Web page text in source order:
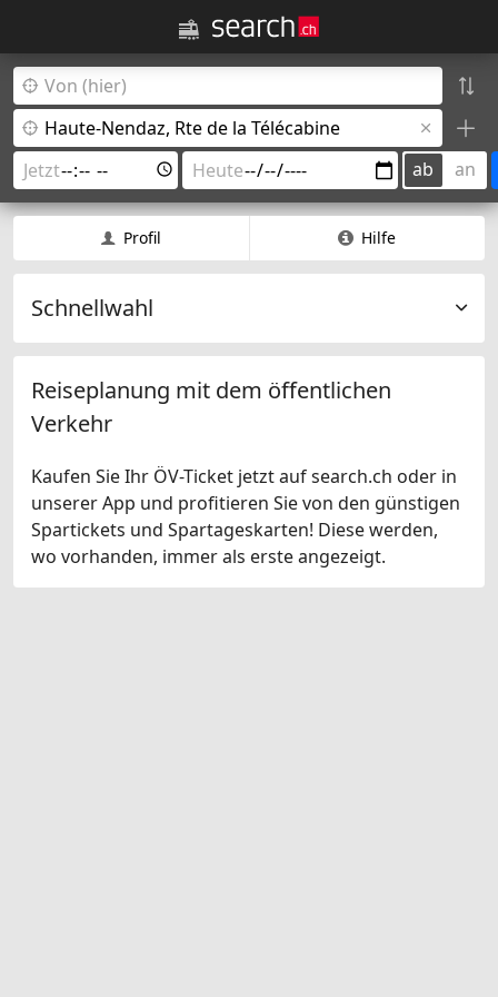
ab an
Profil Hilfe
Schnellwahl
Reiseplanung mit dem öffentlichen
Verkehr
Kaufen Sie Ihr ÖV-Ticket jetzt auf search.ch oder in
unserer App und profitieren Sie von den günstigen
Spartickets und Spartageskarten! Diese werden,
wo vorhanden, immer als erste angezeigt.